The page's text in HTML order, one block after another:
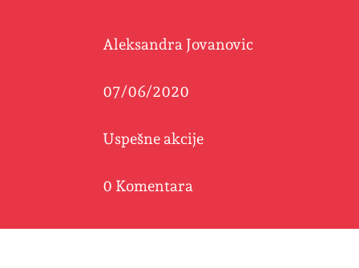
Aleksandra Jovanovic
07/06/2020
Uspešne akcije
0 Komentara